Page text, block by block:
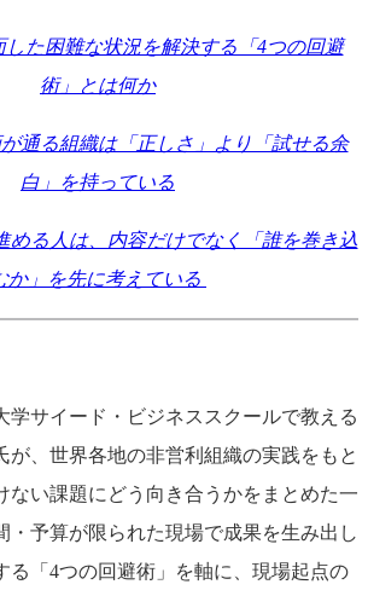
した困難な状況を解決する「4つの回避
術」とは何か
通る組織は「正しさ」より「試せる余
白」を持っている
める人は、内容だけでなく「誰を巻き込
か」を先に考えている
学サイード・ビジネススクールで教える
が、世界各地の非営利組織の実践をもと
ない課題にどう向き合うかをまとめた一
・予算が限られた現場で成果を生み出し
る「4つの回避術」を軸に、現場起点の